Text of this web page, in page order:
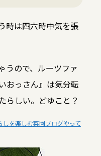
時は四六時中気を張
うので、ルーツファ
おっさん』は気分転
らしい。どゆこと？
を楽しむ菜園ブログやって